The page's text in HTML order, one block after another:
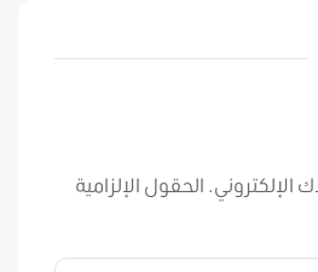
الإلكتروني. الحقول الإلزامية